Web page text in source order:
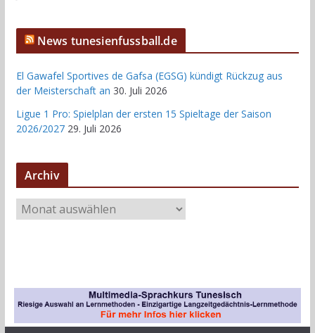
News tunesienfussball.de
El Gawafel Sportives de Gafsa (EGSG) kündigt Rückzug aus
der Meisterschaft an 30. Juli 2026
Ligue 1 Pro: Spielplan der ersten 15 Spieltage der Saison
2026/2027 29. Juli 2026
Archiv
r